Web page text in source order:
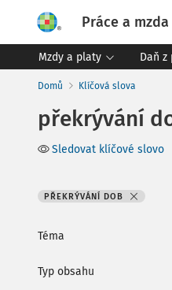
Práce a mzda
Mzdy a platy Daň z
Domů Klíčová slova
překrývání
Sledovat klíčové slovo
PŘEKRÝVÁNÍ DOB
Téma
Typ obsahu